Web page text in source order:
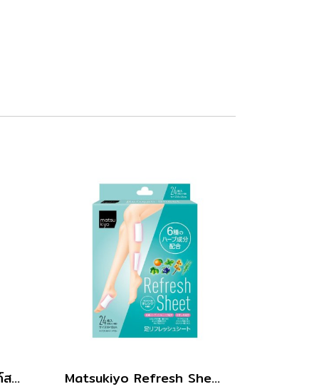
เอ็มเคแทงเกิลฟรีโพลี่แบนด์สแบล็ค 60ชิ้น Matsukiyo Refresh Sheet 24pcs.